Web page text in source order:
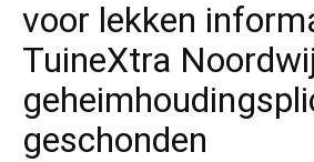
voor lekken
TuineXtra
geschonden